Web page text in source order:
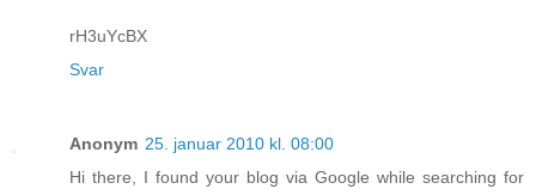
rH3uYcBX
Svar
Anonym 25. januar 2010 kl. 08:00
Hi there, I found your blog via Google while searching for